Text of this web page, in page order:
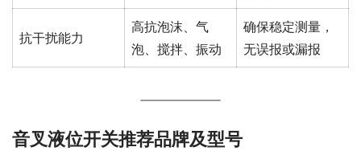
抗干扰能力
高抗泡沫、气
泡、搅拌、振动
确保稳定测量，
无误报或漏报
音叉液位开关推荐品牌及型号